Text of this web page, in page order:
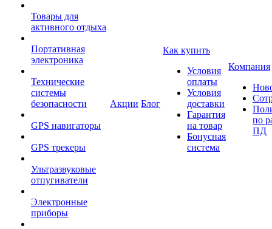
Товары для
активного отдыха
Портативная
электроника
Технические
системы
безопасности
GPS навигаторы
GPS трекеры
Ультразвуковые
отпугиватели
Электронные
приборы
Акции Блог
Как купить
Условия
оплаты
Условия
доставки
Гарантия
на товар
Бонусная
система
Компания
по
ПД